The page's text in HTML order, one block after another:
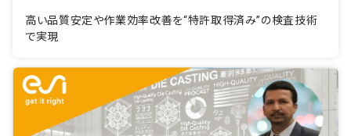
高い品質安定や作業効率改善を“特許取得済み”の検査技術
で実現